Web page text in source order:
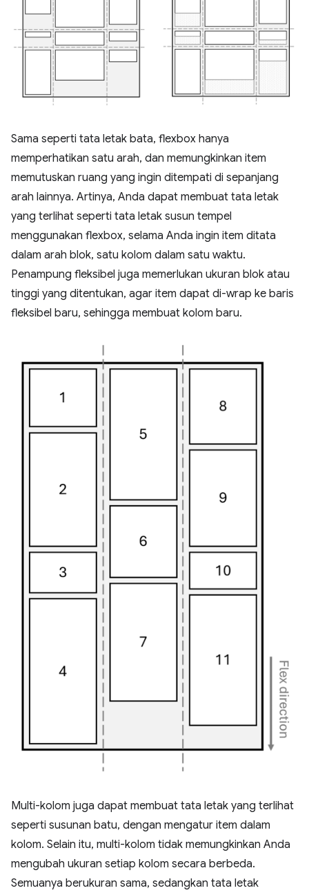
Sama seperti tata letak bata, flexbox hanya
memperhatikan satu arah, dan memungkinkan item
memutuskan ruang yang ingin ditempati di sepanjang
arah lainnya. Artinya, Anda dapat membuat tata letak
yang terlihat seperti tata letak susun tempel
menggunakan flexbox, selama Anda ingin item ditata
dalam arah blok, satu kolom dalam satu waktu.
Penampung fleksibel juga memerlukan ukuran blok atau
tinggi yang ditentukan, agar item dapat di-wrap ke baris
fleksibel baru, sehingga membuat kolom baru.
Multi-kolom juga dapat membuat tata letak yang terlihat
seperti susunan batu, dengan mengatur item dalam
kolom. Selain itu, multi-kolom tidak memungkinkan Anda
mengubah ukuran setiap kolom secara berbeda.
Semuanya berukuran sama, sedangkan tata letak